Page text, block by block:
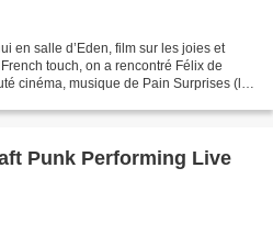
en salle d’Eden, film sur les joies et
touch, on a rencontré Félix de
cinéma, musique de Pain Surprises (le
Punk Performing Live